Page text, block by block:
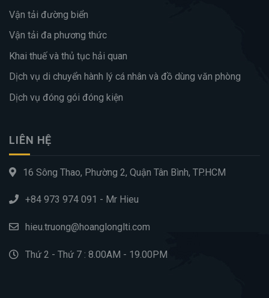
Vận tải đường biển
Vận tải đa phương thức
Khai thuế và thủ tục hải quan
Dịch vụ di chuyển hành lý cá nhân và đồ dùng văn phòng
Dịch vụ đóng gói đóng kiện
LIÊN HỆ
16 Sông Thao, Phường 2, Quận Tân Bình, TP.HCM
+84 973 974 091 - Mr Hieu
hieu.truong@hoanglonglti.com
Thứ 2 - Thứ 7 : 8.00AM - 19.00PM